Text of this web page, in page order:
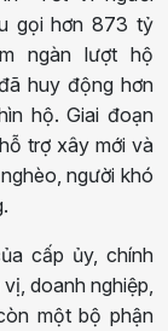
gọi hơn 873 tỷ
ngàn lượt hộ
huy động hơn
hộ. Giai đoạn
trợ xây mới và
người khó
cấp ủy, chính
doanh nghiệp,
một bộ phận